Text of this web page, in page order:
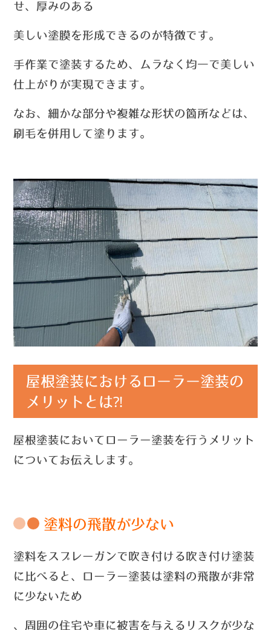
せ、 厚みのある
美しい塗膜を形成できるのが特徴です。
手作業で塗装するため、ムラなく均一で美しい
仕上がりが実現できます。
なお、細かな部分や複雑な形状の箇所などは、
刷毛を併用して塗ります。
屋根塗装におけるローラー塗装の
メリットとは⁈
屋根塗装においてローラー塗装を行うメリット
についてお伝えします。
塗料の飛散が少ない
塗料をスプレーガンで吹き付ける吹き付け塗装
に比べると、ローラー塗装は塗料の飛散が非常
に少ないため
、周囲の住宅や車に被害を与えるリスクが少な